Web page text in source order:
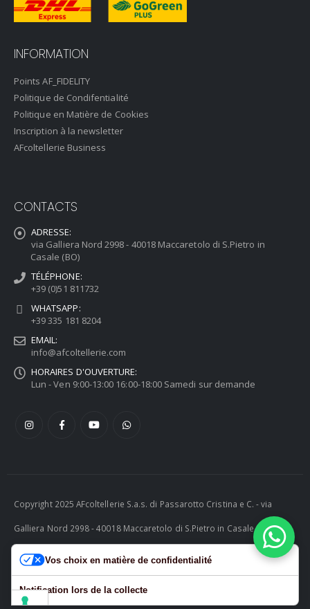
INFORMATION
Points AF_FIDELITY
Politique de Condifentialité
Politique en Matière de Cookies
Inscription à la newsletter
AFcoltellerie Business
CONTACTS
ADRESSE:
via Galliera Nord 2998 - 40018 Maccaretolo di S.Pietro in
Casale (BO)
TÉLÉPHONE:
+39 (0)51 811732
WHATSAPP:
+39 335 181 8204
EMAIL:
info@afcoltellerie.com
HORAIRES D'OUVERTURE:
Lun - Ven 9:00-13:00 16:00-18:00 Samedi sur demande
Copyright 2025 AFcoltellerie S.a.s. di Passarotto Cristina e C. - via
Galliera Nord 2998 - 40018 Maccaretolo di S.Pietro in Casale (BO) -
ITALY P.I. 04230081202 | tel. +39 051 811732 | e-mail:
info@afcoltellerie.com -- Powered by Cosmobile Srl
Vos choix en matière de confidentialité
Notification lors de la collecte